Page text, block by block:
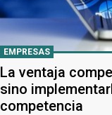
EMPRESAS
La ventaja
sino
competencia